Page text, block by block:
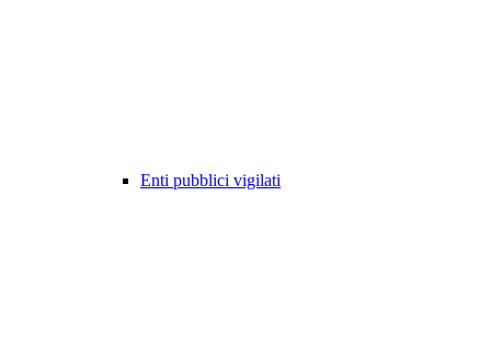
Enti pubblici vigilati